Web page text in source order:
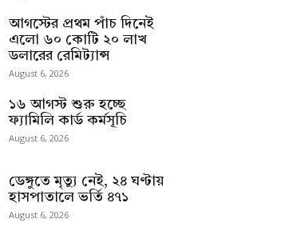
আগস্টের প্রথম পাঁচ দিনেই
এলো ৬০ কোটি ২০ লাখ
ডলারের রেমিট্যান্স
August 6, 2026
১৬ আগস্ট শুরু হচ্ছে
ফ্যামিলি কার্ড কর্মসূচি
August 6, 2026
ডেঙ্গুতে মৃত্যু নেই, ২৪ ঘণ্টায়
হাসপাতালে ভর্তি ৪৭১
August 6, 2026